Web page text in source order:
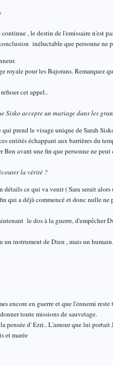
, le destin de l'emissaire n'est
inéluctable que personne ne
pour les Bajorans. Remarquez
cet appel..
accepte un mariage dans les
prend le visage unique de Sarah
échappant aux barrières du
avant une fin que personne ne peut
la vérité ?
ce qui va venir ( Sara serait
qui a déjà commencé et donc nulle ne
le dos à la guerre, d'empêcher
un instrument de Dieu , mais un
encore en guerre et que l'ennemi
toute missions de sauvetage.
pensée d' Ezri.. L'amour que lui portait
et marée